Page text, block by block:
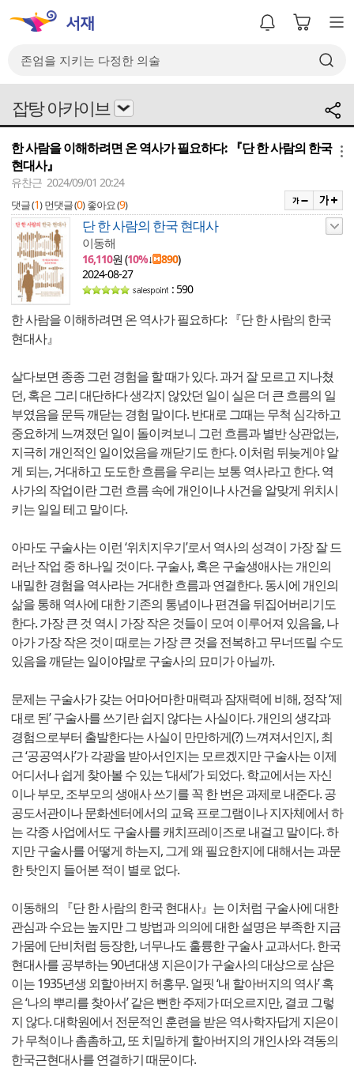
잡탕 아카이브
한 사람을 이해하려면 온 역사가 필요하다: 『단 한 사람의 한국
현대사』
유찬근 2024/09/01 20:24
댓글 (1) 먼댓글 (0) 좋아요 (9)
단 한 사람의 한국 현대사
이동해
16,110원 (10%↓ 890)
2024-08-27
: 590
한 사람을 이해하려면 온 역사가 필요하다: 『단 한 사람의 한국
현대사』
살다보면 종종 그런 경험을 할 때가 있다. 과거 잘 모르고 지나쳤
던, 혹은 그리 대단하다 생각지 않았던 일이 실은 더 큰 흐름의 일
부였음을 문득 깨닫는 경험 말이다. 반대로 그때는 무척 심각하고
중요하게 느껴졌던 일이 돌이켜보니 그런 흐름과 별반 상관없는,
지극히 개인적인 일이었음을 깨닫기도 한다. 이처럼 뒤늦게야 알
게 되는, 거대하고 도도한 흐름을 우리는 보통 역사라고 한다. 역
사가의 작업이란 그런 흐름 속에 개인이나 사건을 알맞게 위치시
키는 일일 테고 말이다.
아마도 구술사는 이런 ‘위치지우기’로서 역사의 성격이 가장 잘 드
러난 작업 중 하나일 것이다. 구술사, 혹은 구술생애사는 개인의
내밀한 경험을 역사라는 거대한 흐름과 연결한다. 동시에 개인의
삶을 통해 역사에 대한 기존의 통념이나 편견을 뒤집어버리기도
한다. 가장 큰 것 역시 가장 작은 것들이 모여 이루어져 있음을, 나
아가 가장 작은 것이 때로는 가장 큰 것을 전복하고 무너뜨릴 수도
있음을 깨닫는 일이야말로 구술사의 묘미가 아닐까.
문제는 구술사가 갖는 어마어마한 매력과 잠재력에 비해, 정작 ‘제
대로 된’ 구술사를 쓰기란 쉽지 않다는 사실이다. 개인의 생각과
경험으로부터 출발한다는 사실이 만만하게(?) 느껴져서인지, 최
근 ‘공공역사’가 각광을 받아서인지는 모르겠지만 구술사는 이제
어디서나 쉽게 찾아볼 수 있는 ‘대세’가 되었다. 학교에서는 자신
이나 부모, 조부모의 생애사 쓰기를 꼭 한 번은 과제로 내준다. 공
공도서관이나 문화센터에서의 교육 프로그램이나 지자체에서 하
는 각종 사업에서도 구술사를 캐치프레이즈로 내걸고 말이다. 하
지만 구술사를 어떻게 하는지, 그게 왜 필요한지에 대해서는 과문
한 탓인지 들어본 적이 별로 없다.
이동해의 『단 한 사람의 한국 현대사』는 이처럼 구술사에 대한
관심과 수요는 높지만 그 방법과 의의에 대한 설명은 부족한 지금
가뭄에 단비처럼 등장한, 너무나도 훌륭한 구술사 교과서다. 한국
현대사를 공부하는 90년대생 지은이가 구술사의 대상으로 삼은
이는 1935년생 외할아버지 허홍무. 얼핏 ‘내 할아버지의 역사’ 혹
은 ‘나의 뿌리를 찾아서’ 같은 뻔한 주제가 떠오르지만, 결코 그렇
지 않다. 대학원에서 전문적인 훈련을 받은 역사학자답게 지은이
가 무척이나 촘촘하고, 또 치밀하게 할아버지의 개인사와 격동의
한국근현대사를 연결하기 때문이다.